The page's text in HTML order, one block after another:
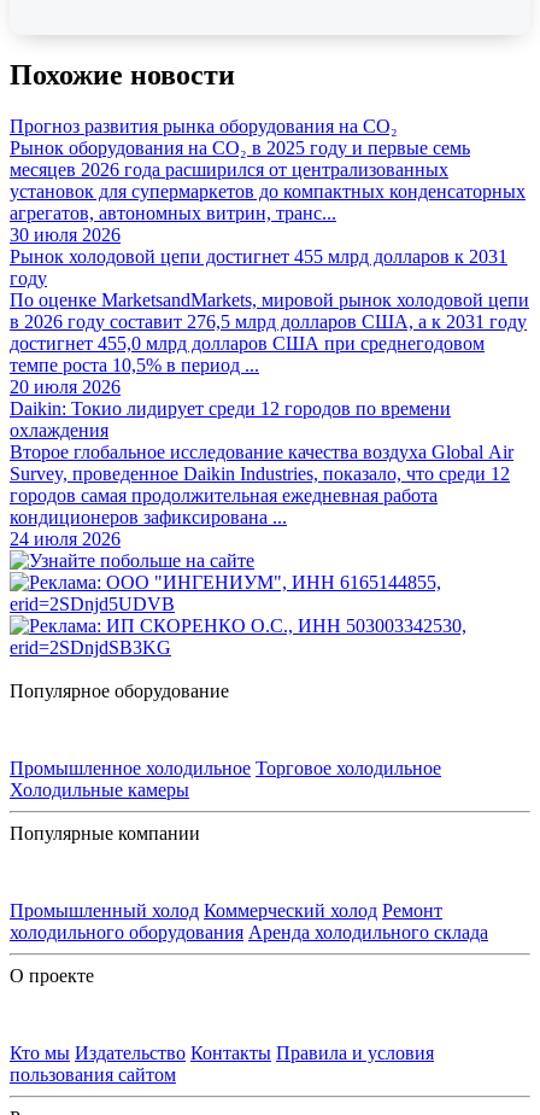
Похожие новости
Прогноз развития рынка оборудования на CO₂
Рынок оборудования на CO₂ в 2025 году и первые семь
месяцев 2026 года расширился от централизованных
установок для супермаркетов до компактных конденсаторных
агрегатов, автономных витрин, транс...
30 июля 2026
Рынок холодовой цепи достигнет 455 млрд долларов к 2031
году
По оценке MarketsandMarkets, мировой рынок холодовой цепи
в 2026 году составит 276,5 млрд долларов США, а к 2031 году
достигнет 455,0 млрд долларов США при среднегодовом
темпе роста 10,5% в период ...
20 июля 2026
Daikin: Токио лидирует среди 12 городов по времени
охлаждения
Второе глобальное исследование качества воздуха Global Air
Survey, проведенное Daikin Industries, показало, что среди 12
городов самая продолжительная ежедневная работа
кондиционеров зафиксирована ...
24 июля 2026
Популярное оборудование
Промышленное холодильное Торговое холодильное
Холодильные камеры
Популярные компании
Промышленный холод Коммерческий холод Ремонт
холодильного оборудования Аренда холодильного склада
О проекте
Кто мы Издательство Контакты Правила и условия
пользования сайтом